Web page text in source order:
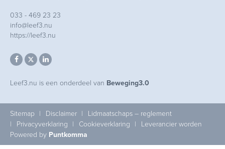
033 - 469 23 23
info@leef3.nu
https://leef3.nu
Leef3.nu is een onderdeel van Beweging3.0
Sitemap Disclaimer
Lidmaatschaps – reglement
Privacyverklaring
Cookieverklaring
Leverancier worden
Powered by Puntkomma